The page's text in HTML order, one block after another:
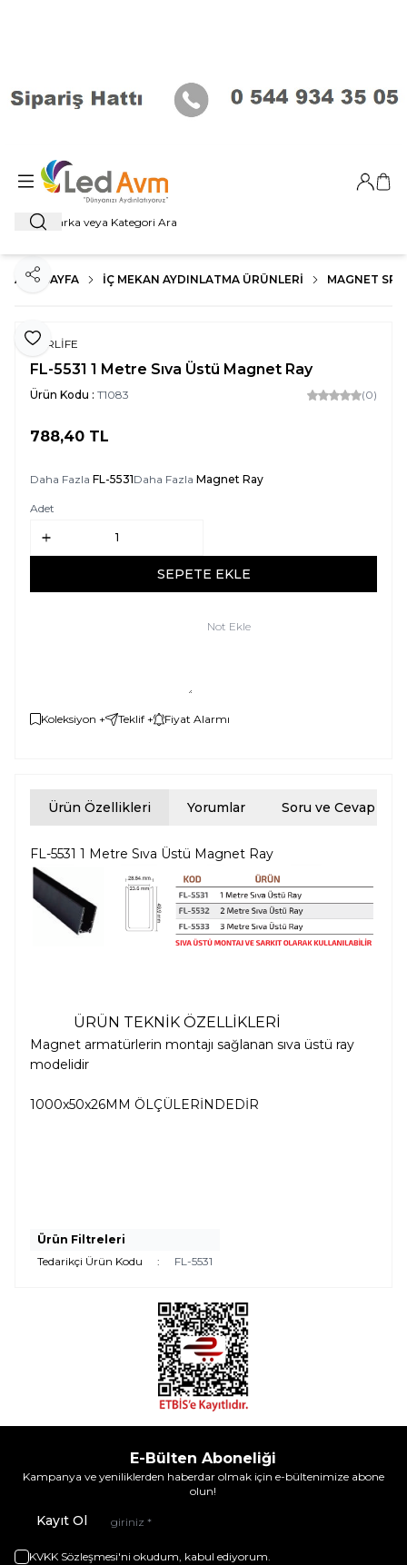
Ara
Giriş
ANA SAYFA İÇ MEKAN AYDINLATMA ÜRÜNLERI MAGNET
Favoriye Ekle
Paylaş
FORLİFE
FL-5531 1 Metre Sıva Üstü Magnet Ray
Ürün Kodu : T1083 (0)
788,40 TL
Daha Fazla FL-5531Daha Fazla Magnet Ray
Adet
SEPETE EKLE
Not Ekle
Koleksiyon + Teklif + Fiyat Alarmı
Ürün Özellikleri Yorumlar Soru ve Cevap
FL-5531 1 Metre Sıva Üstü Magnet Ray
ÜRÜN TEKNİK ÖZELLİKLERİ
Magnet armatürlerin montajı sağlanan sıva üstü ray
modelidir
1000x50x26MM ÖLÇÜLERİNDEDİR
Ürün Filtreleri
Tedarikçi Ürün Kodu
: FL-5531
E-Bülten Aboneliği
Kampanya ve yeniliklerden haberdar olmak için e-bültenimize abone
olun!
Kayıt Ol
KVKK Sözleşmesi'ni okudum, kabul ediyorum.